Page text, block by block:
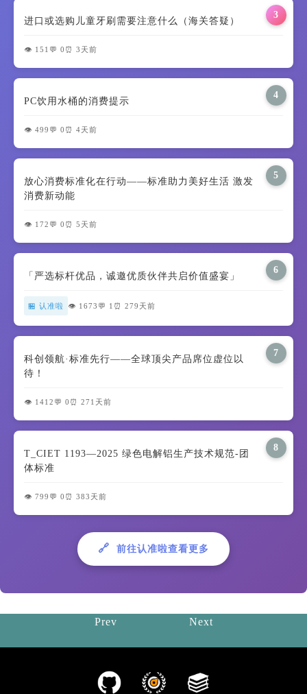
3
进口或选购儿童牙刷需要注意什么（海关答疑）
👁️ 151 💬 0 ⏰ 3天前
4
PC饮用水桶的消费提示
👁️ 499 💬 0 ⏰ 4天前
5
放心消费标准化在行动——标准助力美好生活 激发
消费新动能
👁️ 172 💬 0 ⏰ 5天前
6
「严选标杆优品，诚邀优质伙伴共启价值盛宴」
🏪 认准啦 👁️ 1673 💬 1 ⏰ 279天前
7
科创领航·标准先行——全球顶尖产品席位虚位以
待！
👁️ 1412 💬 0 ⏰ 271天前
8
T_CIET 1193—2025 绿色电解铝生产技术规范-团
体标准
👁️ 799 💬 0 ⏰ 383天前
🔗 前往认准啦查看更多
Prev Next